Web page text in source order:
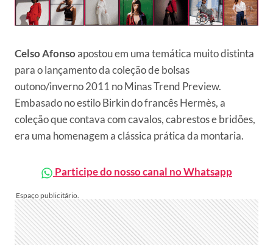
Celso Afonsoapostou em uma temática muito distinta
para o lançamento da coleção de bolsas
outono/inverno 2011 no Minas Trend Preview.
Embasado no estilo Birkin do francês Hermès, a
coleção que contava com cavalos, cabrestos e bridões,
era uma homenagem a clássica prática da montaria.
Participe do nosso canal no Whatsapp